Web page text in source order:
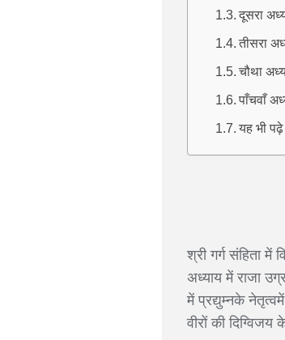
दूसरा
तीसरा
चौथा
पाँचवाँ
यह भी पढ़े
श्री गर्ग संहिता
अध्याय में राजा
में प्रद्युम्नके
वीरों की